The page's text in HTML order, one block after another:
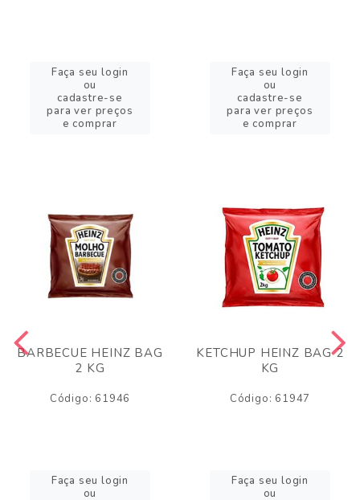
Faça seu login
ou
cadastre-se
para ver preços
e comprar
Faça seu login
ou
cadastre-se
para ver preços
e comprar
BARBECUE HEINZ BAG
2 KG
Código: 61946
Faça seu login
ou
KETCHUP HEINZ BAG 2
KG
Código: 61947
Faça seu login
ou